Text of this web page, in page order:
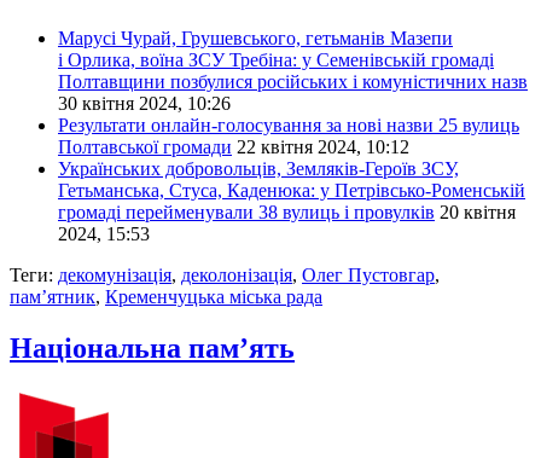
Марусі Чурай, Грушевського, гетьманів Мазепи
і Орлика, воїна ЗСУ Требіна: у Семенівській громаді
Полтавщини позбулися російських і комуністичних назв
30 квітня 2024, 10:26
Результати онлайн-голосування за нові назви 25 вулиць
Полтавської громади 22 квітня 2024, 10:12
Українських добровольців, Земляків-Героїв ЗСУ,
Гетьманська, Стуса, Каденюка: у Петрівсько-Роменській
громаді перейменували 38 вулиць і провулків 20 квітня
2024, 15:53
Теги: декомунізація, деколонізація, Олег Пустовгар,
пам’ятник, Кременчуцька міська рада
Національна пам’ять